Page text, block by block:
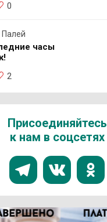
0
Палей
часы
2
Присоединяйтесь
к нам в соцсетях